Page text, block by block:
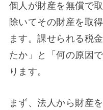
個人が財産を無償で
除いてその財産を取
ます。課せられる税
たか」と「何の原因
ります。
まず、法人から財産